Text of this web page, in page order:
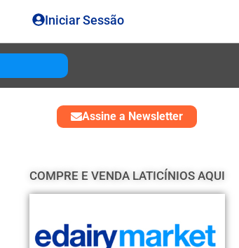
Iniciar Sessão
Assine a Newsletter
COMPRE E VENDA LATICÍNIOS AQUI